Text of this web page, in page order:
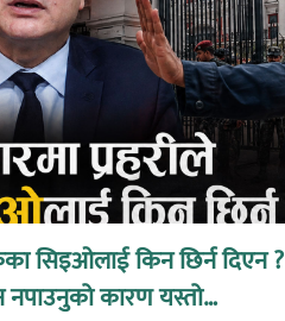
सिइओलाई किन छिर्न दिएन ?
नपाउनुको कारण यस्तो…